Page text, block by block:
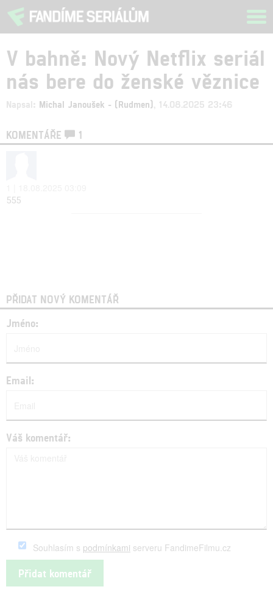
V bahně: Nový Netflix seriál
nás bere do ženské věznice
Napsal: Michal Janoušek - (Rudmen) , 14.08.2025 23:46
KOMENTÁŘE 1
555
PŘIDAT NOVÝ KOMENTÁŘ
Jméno:
Email:
Váš komentář:
Souhlasím s podmínkami serveru FandimeFilmu.cz